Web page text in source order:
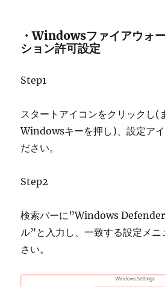
・Windowsファイアウォ
ション許可設定
Step1
スタートアイコンをクリックし(
Windowsキーを押し)、設定アイ
ださい。
Step2
検索バーに”Windows Defender
ル”と入力し、一致する設定メ
さい。